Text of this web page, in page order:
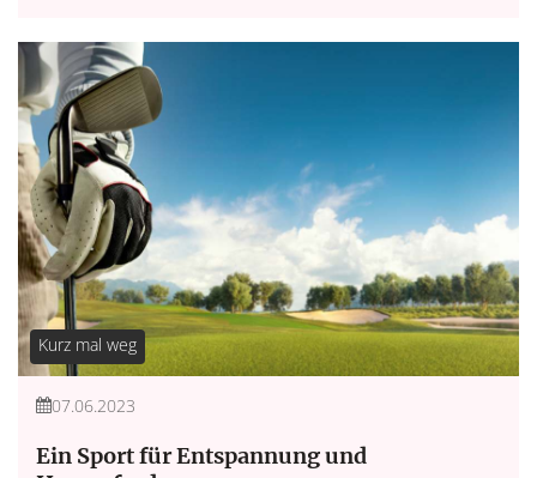
Kurz mal weg
07.06.2023
Ein Sport für Entspannung und